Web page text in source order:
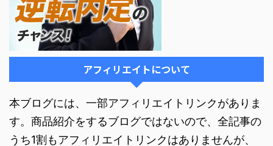
アフィリエイトについて
本ブログには、一部アフィリエイトリンクがありま
す。商品紹介をするブログではないので、全記事の
うち1割もアフィリエイトリンクはありませんが、